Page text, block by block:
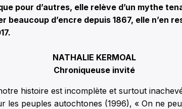
pour d’autres, elle relève d’un mythe
beaucoup d’encre depuis 1867, elle n’en
NATHALIE KERMOAL
Chroniqueuse invité
histoire est incomplète et surtout
les peuples autochtones (1996), « On ne